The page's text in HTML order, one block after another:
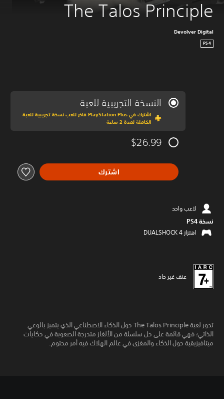
The Talos Principle
Devolver Digital
PS4
النسخة التجريبية للعبة
اشترك في PlayStation Plus فاخر للعب نسخة تجريبية للعبة
الكاملة لمدة 2 ساعة
$26.99
اشترك
لاعب واحد
نسخة PS4‏
اهتزاز DUALSHOCK 4‏
عنف غير حاد
تدور لعبة The Talos Principle حول الذكاء الاصطناعي الذي يتميز بالوعي
الذاتي؛ فهي قائمة على حل سلسلة من الألغاز متدرجة الصعوبة في حكايات
ميتافيزيقية حول الذكاء والمغزى في عالم الهلاك فيه أمر محتوم.